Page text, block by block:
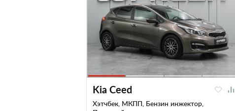
Kia Ceed
Хэтчбек, МКПП, Бензин инжектор,